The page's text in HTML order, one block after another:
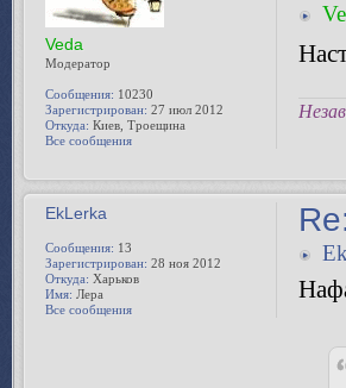
Veda
Модератор
Сообщения: 10230
Зарегистрирован: 27 июл 2012
Откуда: Киев, Троещина
Все сообщения
EkLerka
Сообщения: 13
Зарегистрирован: 28 ноя 2012
Откуда: Харьков
Имя: Лера
Все сообщения